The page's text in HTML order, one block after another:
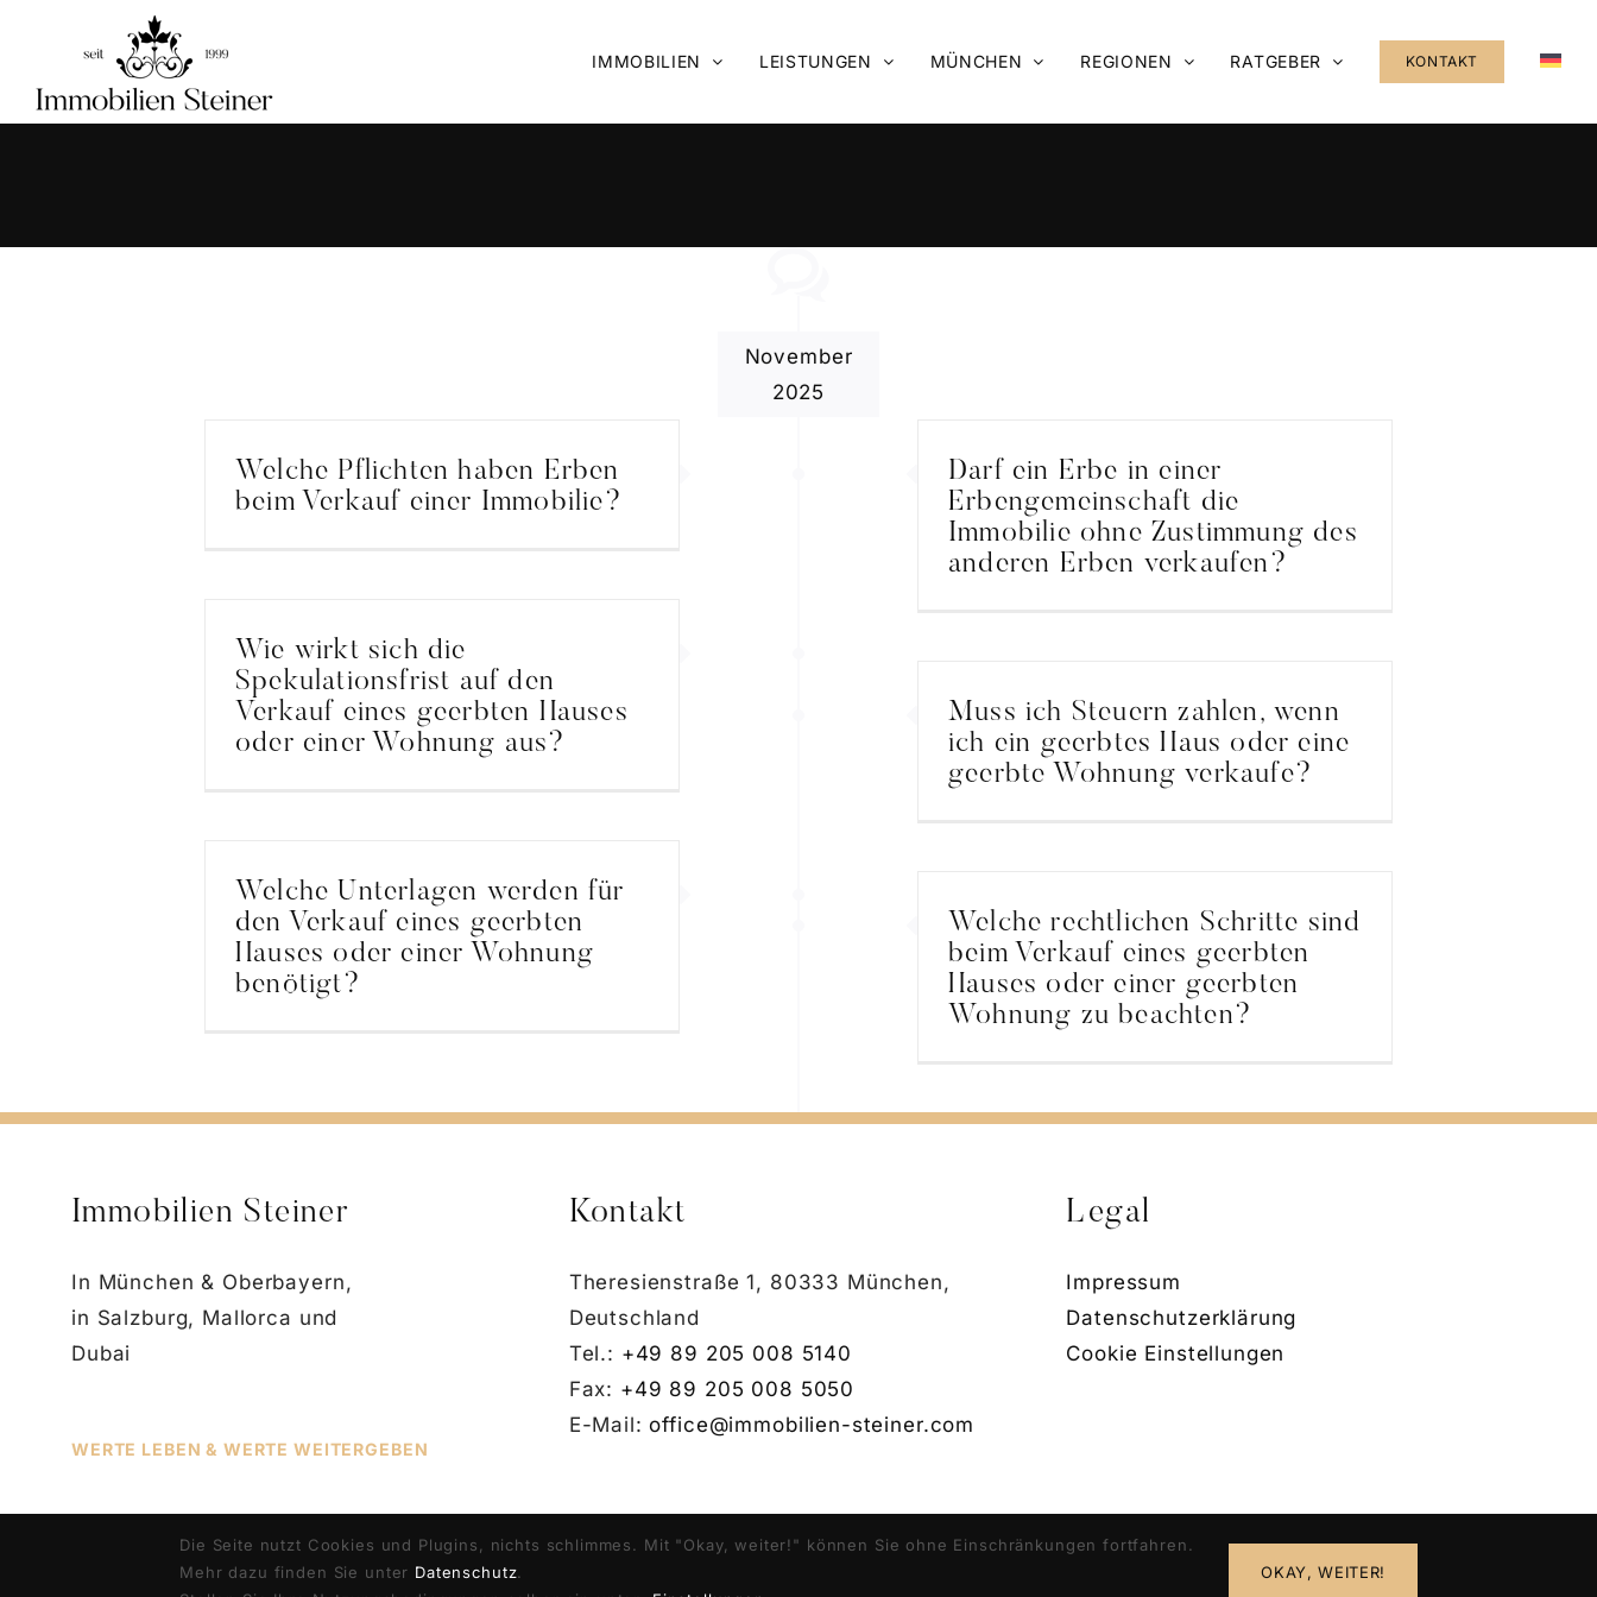
content
IMMOBILIEN LEISTUNGEN MÜNCHEN REGIONEN RATGEBER KONTAKT
November
2025
Welche Pflichten haben Erben
beim Verkauf einer Immobilie?
Darf ein Erbe in einer
Erbengemeinschaft die
Immobilie ohne Zustimmung des
anderen Erben verkaufen?
Wie wirkt sich die
Spekulationsfrist auf den
Verkauf eines geerbten Hauses
oder einer Wohnung aus?
Muss ich Steuern zahlen, wenn
ich ein geerbtes Haus oder eine
geerbte Wohnung verkaufe?
Welche Unterlagen werden für
den Verkauf eines geerbten
Hauses oder einer Wohnung
benötigt?
Welche rechtlichen Schritte sind
beim Verkauf eines geerbten
Hauses oder einer geerbten
Wohnung zu beachten?
Immobilien Steiner
In München & Oberbayern,
in Salzburg, Mallorca und
Dubai
WERTE LEBEN & WERTE WEITERGEBEN
Kontakt
Theresienstraße 1, 80333 München,
Deutschland
Tel.: +49 89 205 008 5140
Fax: +49 89 205 008 5050
E-Mail:office@immobilien-steiner.com
Legal
Impressum
Datenschutzerklärung
Cookie Einstellungen
Die Seite nutzt Cookies und Plugins, nichts schlimmes. Mit "Okay, weiter!" können Sie ohne Einschränkungen fortfahren.
Mehr dazu finden Sie unter Datenschutz.
OKAY, WEITER!